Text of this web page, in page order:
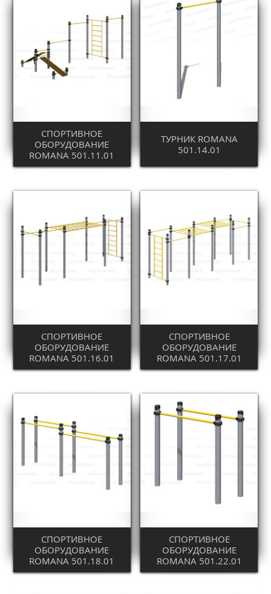
СПОРТИВНОЕ
ОБОРУДОВАНИЕ
ROMANA 501.11.01
ТУРНИК ROMANA
501.14.01
СПОРТИВНОЕ
ОБОРУДОВАНИЕ
ROMANA 501.16.01
СПОРТИВНОЕ
ОБОРУДОВАНИЕ
ROMANA 501.17.01
СПОРТИВНОЕ
ОБОРУДОВАНИЕ
ROMANA 501.18.01
СПОРТИВНОЕ
ОБОРУДОВАНИЕ
ROMANA 501.22.01